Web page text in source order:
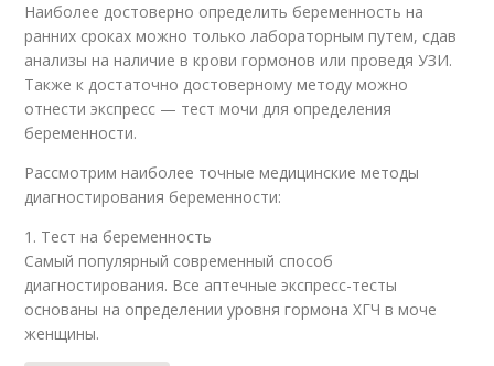
Наиболее достоверно определить беременность на
ранних сроках можно только лабораторным путем, сдав
анализы на наличие в крови гормонов или проведя УЗИ.
Также к достаточно достоверному методу можно
отнести экспресс — тест мочи для определения
беременности.
Рассмотрим наиболее точные медицинские методы
диагностирования беременности:
1. Тест на беременность
Самый популярный современный способ
диагностирования. Все аптечные экспресс-тесты
основаны на определении уровня гормона ХГЧ в моче
женщины.